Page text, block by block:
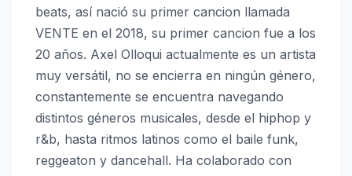
beats, así nació su primer cancion llamada
VENTE en el 2018, su primer cancion fue a los
20 años. Axel Olloqui actualmente es un artista
muy versátil, no se encierra en ningún género,
constantemente se encuentra navegando
distintos géneros musicales, desde el hiphop y
r&b, hasta ritmos latinos como el baile funk,
reggeaton y dancehall. Ha colaborado con